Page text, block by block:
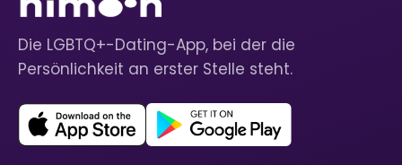
Die LGBTQ+-Dating-App, bei der die
Persönlichkeit an erster Stelle steht.